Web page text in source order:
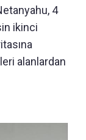
4
ikinci
alanlardan